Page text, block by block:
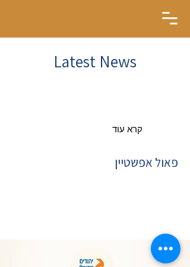
Latest News
קרא עוד
פאול אפשטיין